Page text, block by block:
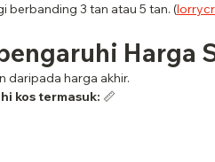
berbanding 3 tan atau 5 tan. (
Harga
daripada harga akhir.
kos termasuk: 📏